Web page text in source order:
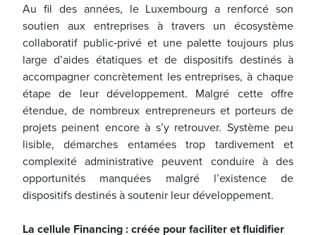
Au fil des années, le Luxembourg a renforcé son
soutien aux entreprises à travers un écosystème
collaboratif public‑privé et une palette toujours plus
large d’aides étatiques et de dispositifs destinés à
accompagner concrètement les entreprises, à chaque
étape de leur développement. Malgré cette offre
étendue, de nombreux entrepreneurs et porteurs de
projets peinent encore à s’y retrouver. Système peu
lisible, démarches entamées trop tardivement et
complexité administrative peuvent conduire à des
opportunités manquées malgré l’existence de
dispositifs destinés à soutenir leur développement.
La cellule Financing : créée pour faciliter et fluidifier